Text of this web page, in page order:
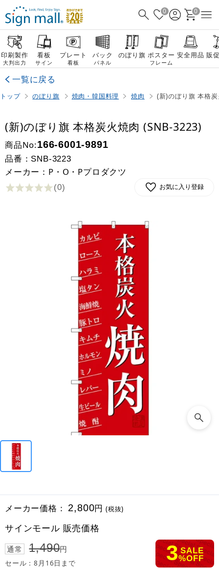
0 0
印刷製作
大判出力
看板
サイン
プレート
看板
バック
パネル
のぼり旗 ポスター
フレーム
安全用品 販
一覧に戻る
トップ のぼり旗 焼肉・韓国料理 焼肉 (新)のぼり旗 本格
(新)のぼり旗 本格炭火焼肉 (SNB-3223)
商品No:166-6001-9891
品番： SNB-3223
メーカー：P・O・Pプロダクツ
(0) お気に入り登録
メーカー価格： 2,800円(税抜)
サインモール 販売価格
通常 1,490円
セール：8月16日まで 3 SALE
%OFF